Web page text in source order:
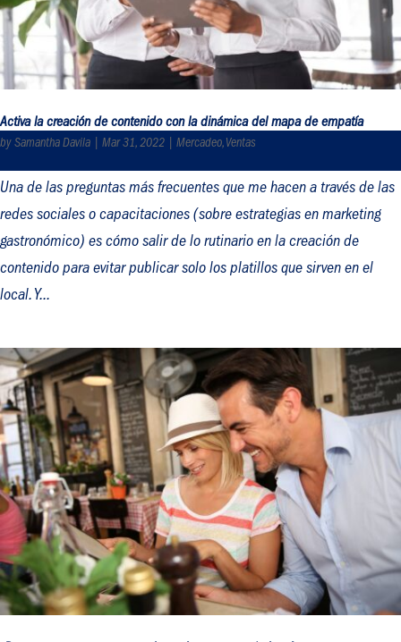
Activa la creación de contenido con la dinámica del mapa de empatía
by Samantha Davila Mar 31, 2022 Mercadeo, Ventas
Una de las preguntas más frecuentes que me hacen a través de las
redes sociales o capacitaciones (sobre estrategias en marketing
gastronómico) es cómo salir de lo rutinario en la creación de
contenido para evitar publicar solo los platillos que sirven en el
local. Y...